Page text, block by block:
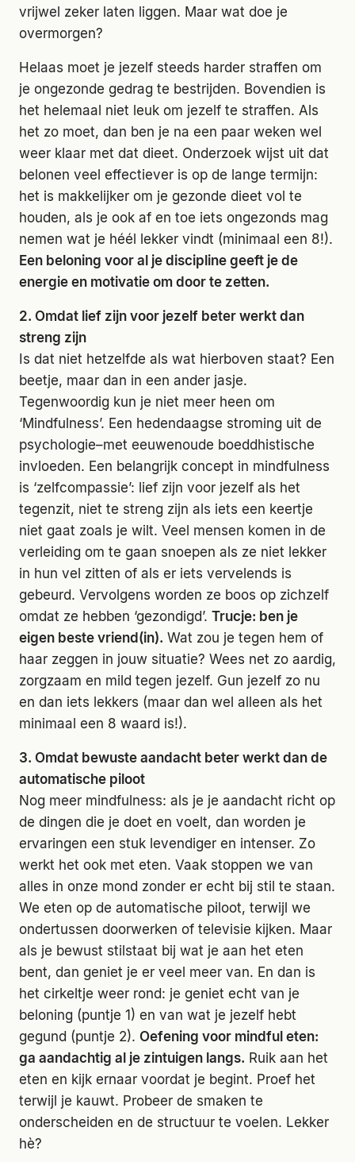
vrijwel zeker laten liggen. Maar wat doe je
overmorgen?
Helaas moet je jezelf steeds harder straffen om
je ongezonde gedrag te bestrijden. Bovendien is
het helemaal niet leuk om jezelf te straffen. Als
het zo moet, dan ben je na een paar weken wel
weer klaar met dat dieet. Onderzoek wijst uit dat
belonen veel effectiever is op de lange termijn:
het is makkelijker om je gezonde dieet vol te
houden, als je ook af en toe iets ongezonds mag
nemen wat je héél lekker vindt (minimaal een 8!).
Een beloning voor al je discipline geeft je de
energie en motivatie om door te zetten.
2. Omdat lief zijn voor jezelf beter werkt dan
streng zijn
Is dat niet hetzelfde als wat hierboven staat? Een
beetje, maar dan in een ander jasje.
Tegenwoordig kun je niet meer heen om
‘Mindfulness’. Een hedendaagse stroming uit de
psychologie–met eeuwenoude boeddhistische
invloeden. Een belangrijk concept in mindfulness
is ‘zelfcompassie’: lief zijn voor jezelf als het
tegenzit, niet te streng zijn als iets een keertje
niet gaat zoals je wilt. Veel mensen komen in de
verleiding om te gaan snoepen als ze niet lekker
in hun vel zitten of als er iets vervelends is
gebeurd. Vervolgens worden ze boos op zichzelf
omdat ze hebben ‘gezondigd’. Trucje: ben je
eigen beste vriend(in). Wat zou je tegen hem of
haar zeggen in jouw situatie? Wees net zo aardig,
zorgzaam en mild tegen jezelf. Gun jezelf zo nu
en dan iets lekkers (maar dan wel alleen als het
minimaal een 8 waard is!).
3. Omdat bewuste aandacht beter werkt dan de
automatische piloot
Nog meer mindfulness: als je je aandacht richt op
de dingen die je doet en voelt, dan worden je
ervaringen een stuk levendiger en intenser. Zo
werkt het ook met eten. Vaak stoppen we van
alles in onze mond zonder er echt bij stil te staan.
We eten op de automatische piloot, terwijl we
ondertussen doorwerken of televisie kijken. Maar
als je bewust stilstaat bij wat je aan het eten
bent, dan geniet je er veel meer van. En dan is
het cirkeltje weer rond: je geniet echt van je
beloning (puntje 1) en van wat je jezelf hebt
gegund (puntje 2). Oefening voor mindful eten:
ga aandachtig al je zintuigen langs. Ruik aan het
eten en kijk ernaar voordat je begint. Proef het
terwijl je kauwt. Probeer de smaken te
onderscheiden en de structuur te voelen. Lekker
hè?